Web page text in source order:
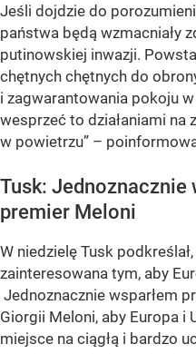
Jeśli dojdzie do
państwa będą wzmacniały
putinowskiej inwazji.
chętnych chętnych do
i zagwarantowania pokoju
wesprzeć to działaniami na
w powietrzu” –
Tusk: Jednoznacznie
premier Meloni
W niedzielę Tusk
zainteresowana tym, aby
Jednoznacznie wsparłem
Giorgii Meloni, aby Europa i
miejsce na ciągłą i bardzo